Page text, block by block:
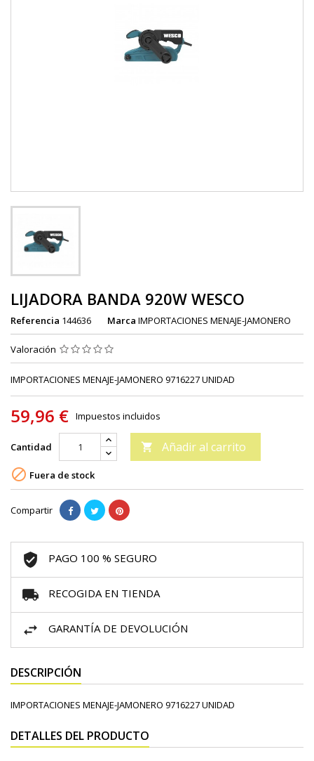
LIJADORA BANDA 920W WESCO
Referencia 144636 Marca IMPORTACIONES MENAJE-JAMONERO
Valoración
IMPORTACIONES MENAJE-JAMONERO 9716227 UNIDAD
59,96 € Impuestos incluidos
Cantidad  Añadir al carrito
 Fuera de stock
Compartir
PAGO 100 % SEGURO
RECOGIDA EN TIENDA
GARANTÍA DE DEVOLUCIÓN
DESCRIPCIÓN
IMPORTACIONES MENAJE-JAMONERO 9716227 UNIDAD
DETALLES DEL PRODUCTO